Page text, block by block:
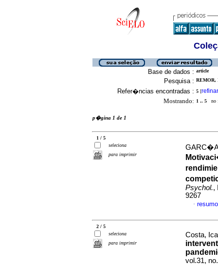
Base de dados : article
Pesquisa : REMOR,
Refer�ncias encontradas : 5 [refinar
Mostrando: 1 .. 5 no
p�gina 1 de 1
1 / 5
seleciona
para imprimir
Psychol.,
9267
·
2 / 5
seleciona
para imprimir
Costa,
vol.31,